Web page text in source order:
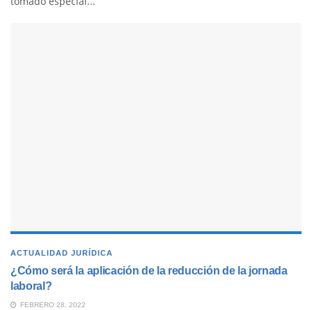
ACTUALIDAD JURÍDICA
¿Cómo será la aplicación de la reducción de la jornada
laboral?
FEBRERO 28, 2022